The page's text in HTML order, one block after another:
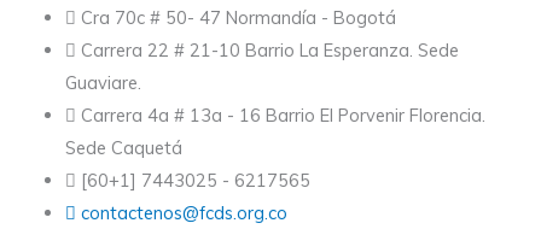
Cra 70c # 50- 47 Normandía - Bogotá
Carrera 22 # 21-10 Barrio La Esperanza. Sede
Guaviare.
Carrera 4a # 13a - 16 Barrio El Porvenir Florencia.
Sede Caquetá
[60+1] 7443025 - 6217565
contactenos@fcds.org.co